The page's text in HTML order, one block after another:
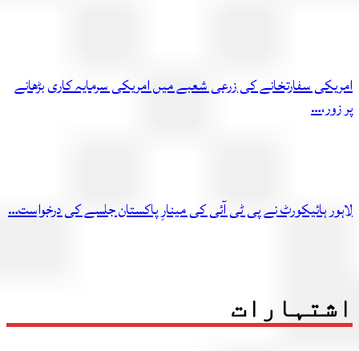
امریکی سفارتخانے کی زرعی شعبے میں امریکی سرمایہ کاری بڑھانے
پر زور،…
لاہور ہائیکورٹ نے پی ٹی آئی کی مینارِ پاکستان جلسے کی درخواست…
اشتہارات